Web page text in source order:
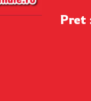
Pret